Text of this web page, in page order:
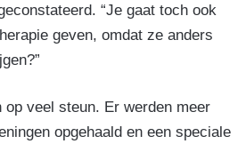
“Je gaat toch ook
geven, omdat ze anders
op veel steun. Er werden meer
opgehaald en een speciale